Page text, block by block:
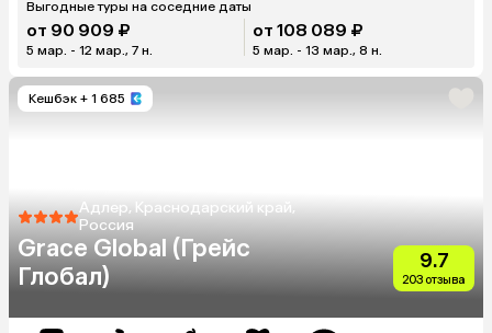
Выгодные туры на соседние даты
от 90 909 ₽
5 мар. - 12 мар., 7 н.
от 108 089 ₽
5 мар. - 13 мар., 8 н.
Кешбэк + 1 685
Адлер, Краснодарский край,
Россия
Grace Global (Грейс
Глобал)
9.7
203 отзыва